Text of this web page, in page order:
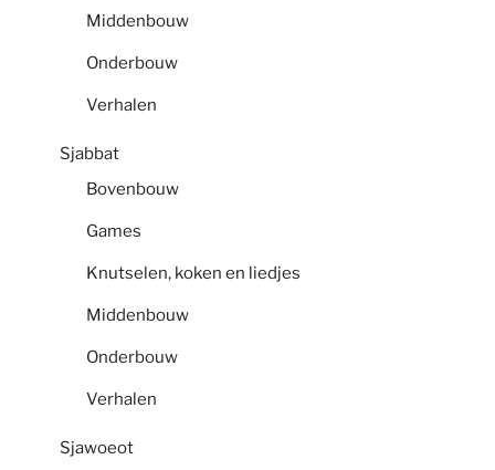
Middenbouw
Onderbouw
Verhalen
Sjabbat
Bovenbouw
Games
Knutselen, koken en liedjes
Middenbouw
Onderbouw
Verhalen
Sjawoeot